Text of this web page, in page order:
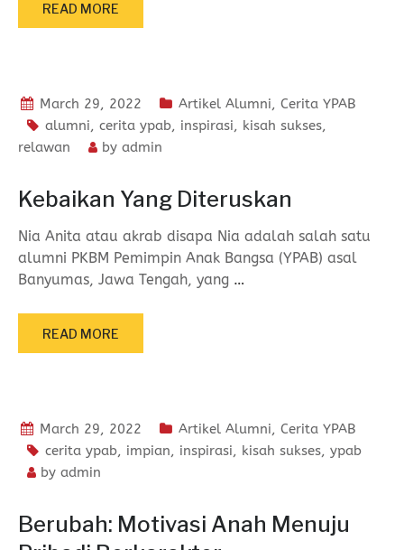
READ MORE
March 29, 2022 Artikel Alumni, Cerita YPAB
alumni, cerita ypab, inspirasi, kisah sukses,
relawan
by admin
Kebaikan Yang Diteruskan
Nia Anita atau akrab disapa Nia adalah salah satu
alumni PKBM Pemimpin Anak Bangsa (YPAB) asal
Banyumas, Jawa Tengah, yang …
READ MORE
March 29, 2022 Artikel Alumni, Cerita YPAB
cerita ypab, impian, inspirasi, kisah sukses, ypab
by admin
Berubah: Motivasi Anah Menuju